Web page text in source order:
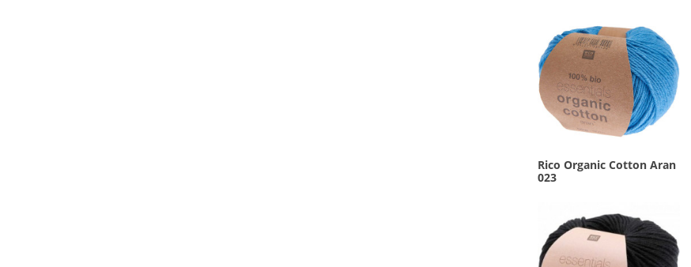
Rico Organic Cotton Aran
023